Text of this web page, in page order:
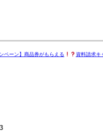
ンペーン】商品券がもらえる 資料請求キ